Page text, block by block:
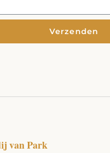
Verzenden
van Park